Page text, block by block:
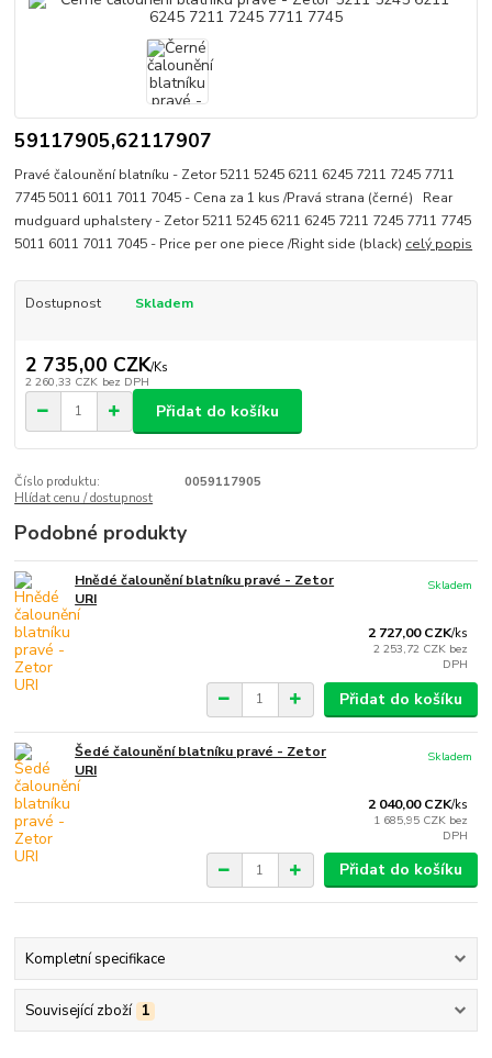
59117905,62117907
Pravé čalounění blatníku - Zetor 5211 5245 6211 6245 7211 7245 7711
7745 5011 6011 7011 7045 - Cena za 1 kus /Pravá strana (černé) Rear
mudguard uphalstery - Zetor 5211 5245 6211 6245 7211 7245 7711 7745
5011 6011 7011 7045 - Price per one piece /Right side (black) celý popis
Dostupnost Skladem
2 735,00 CZK/Ks
2 260,33 CZK bez DPH
Přidat do košíku
Číslo produktu:
0059117905
Hlídat cenu / dostupnost
Podobné produkty
Hnědé čalounění blatníku pravé - Zetor
URI
2 727,00 CZK/ks
2 253,72 CZK bez
DPH
Skladem
Přidat do košíku
Šedé čalounění blatníku pravé - Zetor
URI
2 040,00 CZK/ks
1 685,95 CZK bez
DPH
Skladem
Přidat do košíku
Kompletní specifikace
Související zboží 1